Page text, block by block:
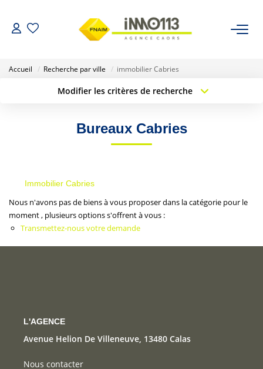
LOUER
NOTRE AGENCE
ESTIMER
CALCULETTES FINANCIÈRES
Accueil Recherche par ville immobilier Cabries
Modifier les critères de recherche
Créer une alerte
Bureaux Cabries
Immobilier Cabries
Nous n'avons pas de biens à vous proposer dans la catégorie pour le
moment , plusieurs options s'offrent à vous :
Transmettez-nous votre demande
L'AGENCE
Avenue Helion De Villeneuve, 13480 Calas
Nous contacter